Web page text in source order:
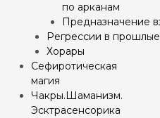
по арканам
Предназначение
Регрессии в
Хорары
Сефиротическая
магия
Чакры.Шаманизм.
Эсктрасенсорика